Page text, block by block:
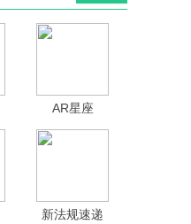
AR星座
新法规速递